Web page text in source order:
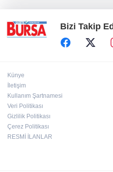
Bizi Takip
Künye
İletişim
Kullanım Şartnamesi
Veri Politikası
Gizlilik Politikası
Çerez Politikası
RESMİ İLANLAR